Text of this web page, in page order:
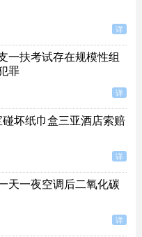
详
一扶考试存在规模性组
罪
详
碰坏纸巾盒三亚酒店索赔
详
天一夜空调后二氧化碳
详